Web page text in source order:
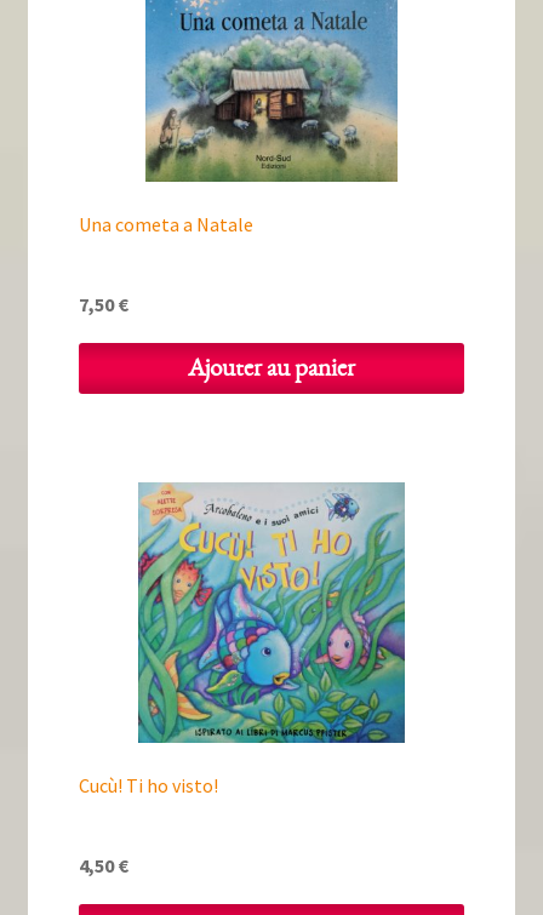
La qualité Lieux Dits
Qui sommes-nous ?
Les éditions Lieux Dits
Una cometa a Natale
7,50€
Ajouter au panier
Cucù! Ti ho visto!
4,50€